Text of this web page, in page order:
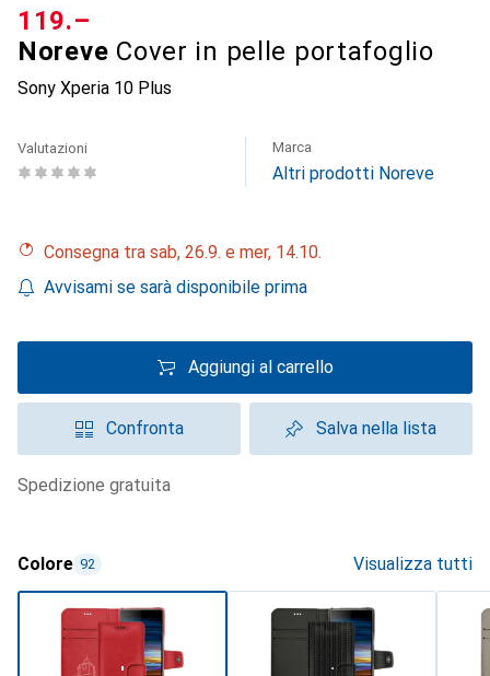
Noreve Cover in pelle portafoglio
Sony Xperia 10 Plus
CHF
119.–
Valutazioni Marca
Altri prodotti Noreve
Consegna tra sab, 26.9. e mer, 14.10.
Avvisami se sarà disponibile prima
Aggiungi al carrello
Confronta Salva nella lista
spedizione gratuita
Colore 92 Visualizza tutti